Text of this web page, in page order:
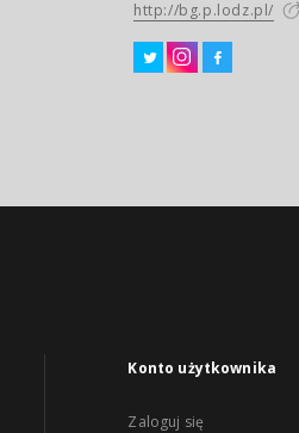
http://bg.p.lodz.pl/
Konto użytkownika
Zaloguj się